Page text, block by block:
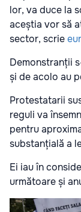
lor, va duce la
aceștia vor să
sector, scrie
Demonstranții
și de acolo au
Protestatarii
reguli va
pentru
substanțială a
Ei iau în
următoare și